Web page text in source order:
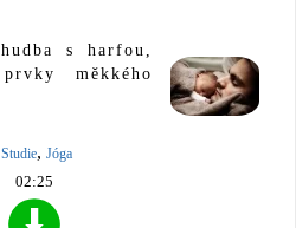
s harfou,
měkkého
Studie, Jóga
02:25